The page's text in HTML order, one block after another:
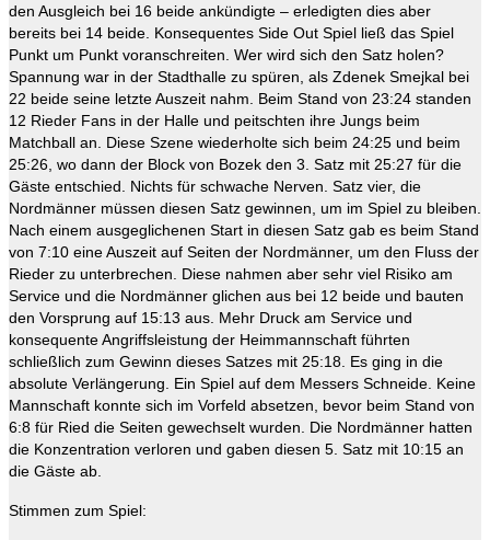
den Ausgleich bei 16 beide ankündigte – erledigten dies aber
bereits bei 14 beide. Konsequentes Side Out Spiel ließ das Spiel
Punkt um Punkt voranschreiten. Wer wird sich den Satz holen?
Spannung war in der Stadthalle zu spüren, als Zdenek Smejkal bei
22 beide seine letzte Auszeit nahm. Beim Stand von 23:24 standen
12 Rieder Fans in der Halle und peitschten ihre Jungs beim
Matchball an. Diese Szene wiederholte sich beim 24:25 und beim
25:26, wo dann der Block von Bozek den 3. Satz mit 25:27 für die
Gäste entschied. Nichts für schwache Nerven. Satz vier, die
Nordmänner müssen diesen Satz gewinnen, um im Spiel zu bleiben.
Nach einem ausgeglichenen Start in diesen Satz gab es beim Stand
von 7:10 eine Auszeit auf Seiten der Nordmänner, um den Fluss der
Rieder zu unterbrechen. Diese nahmen aber sehr viel Risiko am
Service und die Nordmänner glichen aus bei 12 beide und bauten
den Vorsprung auf 15:13 aus. Mehr Druck am Service und
konsequente Angriffsleistung der Heimmannschaft führten
schließlich zum Gewinn dieses Satzes mit 25:18. Es ging in die
absolute Verlängerung. Ein Spiel auf dem Messers Schneide. Keine
Mannschaft konnte sich im Vorfeld absetzen, bevor beim Stand von
6:8 für Ried die Seiten gewechselt wurden. Die Nordmänner hatten
die Konzentration verloren und gaben diesen 5. Satz mit 10:15 an
die Gäste ab.
Stimmen zum Spiel: